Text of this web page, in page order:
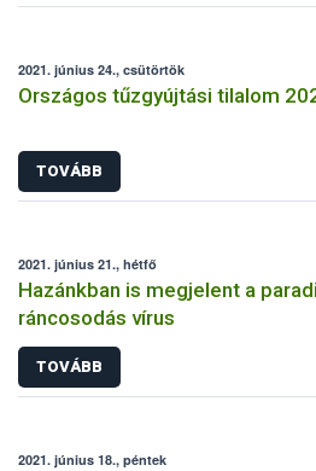
2021. június 24., csütörtök
Országos tűzgyújtási tilalom
TOVÁBB
2021. június 21., hétfő
Hazánkban is megjelent a
ráncosodás vírus
TOVÁBB
2021. június 18., péntek